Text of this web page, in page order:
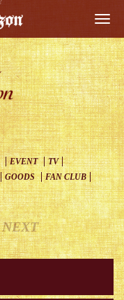
EVENT
TV
GOODS FAN CLUB
NEXT